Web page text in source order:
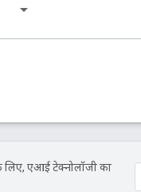
लिए, एआई टेक्नोलॉजी का